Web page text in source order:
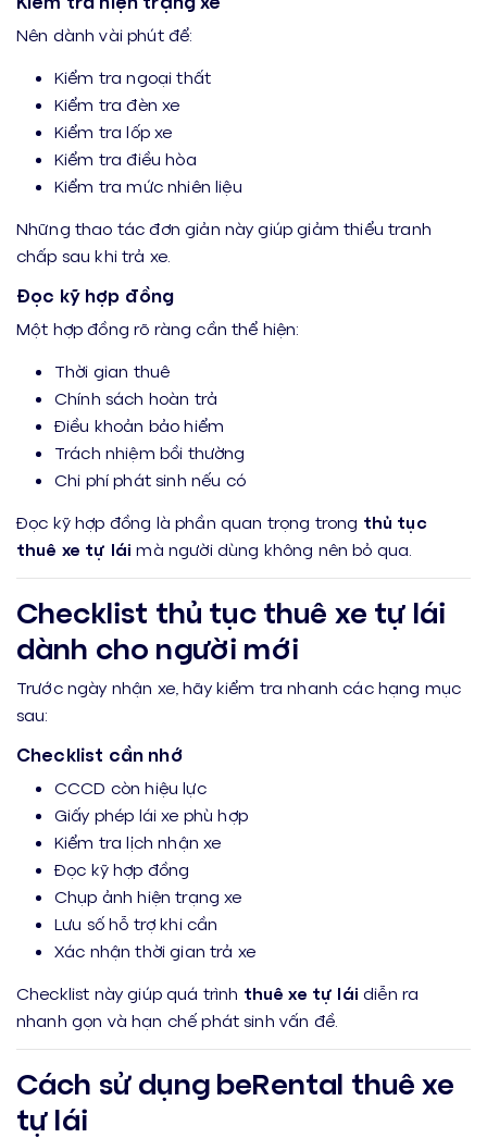
Nên dành vài phút để:
Kiểm tra ngoại thất
Kiểm tra đèn xe
Kiểm tra lốp xe
Kiểm tra điều hòa
Kiểm tra mức nhiên liệu
Những thao tác đơn giản này giúp giảm thiểu tranh
chấp sau khi trả xe.
Đọc kỹ hợp đồng
Một hợp đồng rõ ràng cần thể hiện:
Thời gian thuê
Chính sách hoàn trả
Điều khoản bảo hiểm
Trách nhiệm bồi thường
Chi phí phát sinh nếu có
Đọc kỹ hợp đồng là phần quan trọng trong thủ tục
thuê xe tự lái mà người dùng không nên bỏ qua.
Checklist thủ tục thuê xe tự lái
dành cho người mới
Trước ngày nhận xe, hãy kiểm tra nhanh các hạng mục
sau:
Checklist cần nhớ
CCCD còn hiệu lực
Giấy phép lái xe phù hợp
Kiểm tra lịch nhận xe
Đọc kỹ hợp đồng
Chụp ảnh hiện trạng xe
Lưu số hỗ trợ khi cần
Xác nhận thời gian trả xe
Checklist này giúp quá trình thuê xe tự lái diễn ra
nhanh gọn và hạn chế phát sinh vấn đề.
Cách sử dụng beRental thuê xe
tự lái